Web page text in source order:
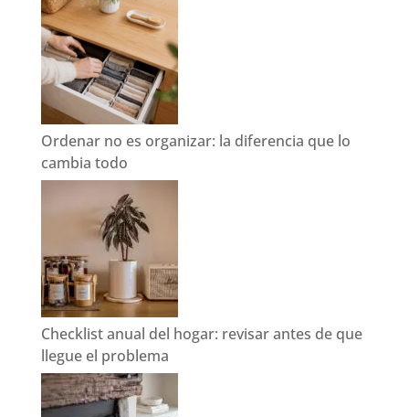
Ordenar no es organizar: la diferencia que lo
cambia todo
Checklist anual del hogar: revisar antes de que
llegue el problema